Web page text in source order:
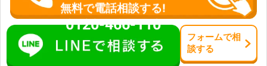
無料で電話相談する!
0120-466-110
フォームで相
談する